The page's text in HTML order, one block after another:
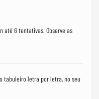
até 6 tentativas. Observe as
tabuleiro letra por letra, no seu